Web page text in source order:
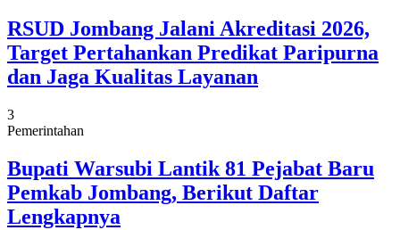
RSUD Jombang Jalani Akreditasi 2026,
Target Pertahankan Predikat Paripurna
dan Jaga Kualitas Layanan
3
Pemerintahan
Bupati Warsubi Lantik 81 Pejabat Baru
Pemkab Jombang, Berikut Daftar
Lengkapnya